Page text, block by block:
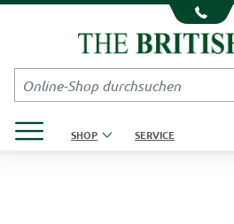
Kompletten Head der Seite überspringen
SHOP SERVICE